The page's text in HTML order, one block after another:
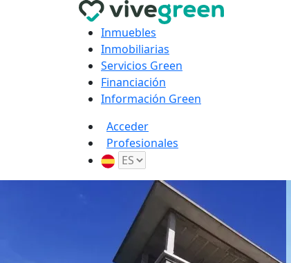
Inmuebles
Inmobiliarias
Servicios Green
Financiación
Información Green
Acceder
Profesionales